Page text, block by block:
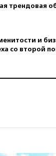
трендовая
и
со второй